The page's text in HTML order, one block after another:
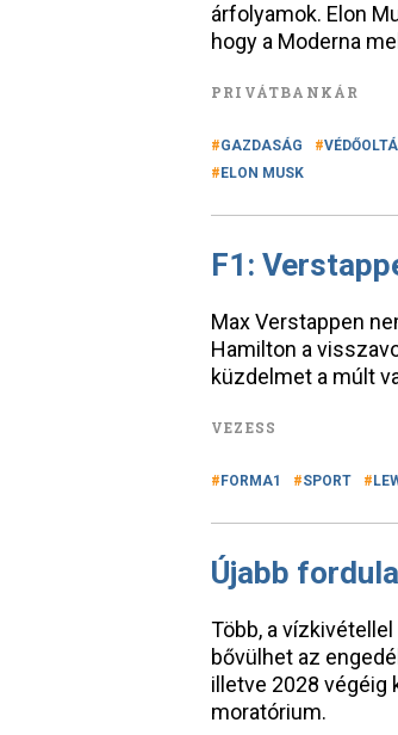
árfolyamok. Elon
hogy a Moderna
PRIVÁTBANKÁR
GAZDASÁG
ELON MUSK
F1:
Max Verstappen
Hamilton a
küzdelmet a múlt
VEZESS
FORMA1 SPORT
Újabb
Több, a
bővülhet az
illetve 2028 végéig
moratórium.